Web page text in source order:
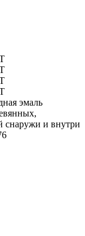
эмаль
снаружи и внутри